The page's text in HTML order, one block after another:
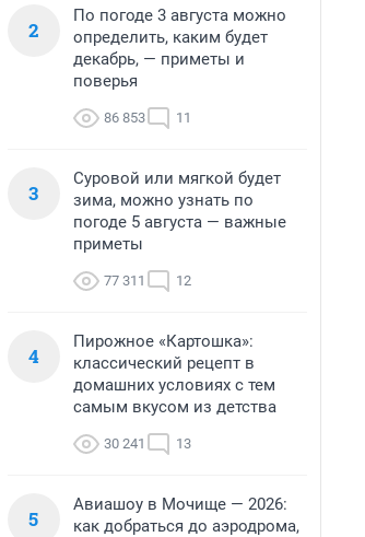
2
По погоде 3 августа можно
определить, каким будет
декабрь, — приметы и
поверья
86 853 11
3
Суровой или мягкой будет
зима, можно узнать по
погоде 5 августа — важные
приметы
77 311 12
4
Пирожное «Картошка»:
классический рецепт в
домашних условиях с тем
самым вкусом из детства
30 241 13
5
Авиашоу в Мочище — 2026:
как добраться до аэродрома,